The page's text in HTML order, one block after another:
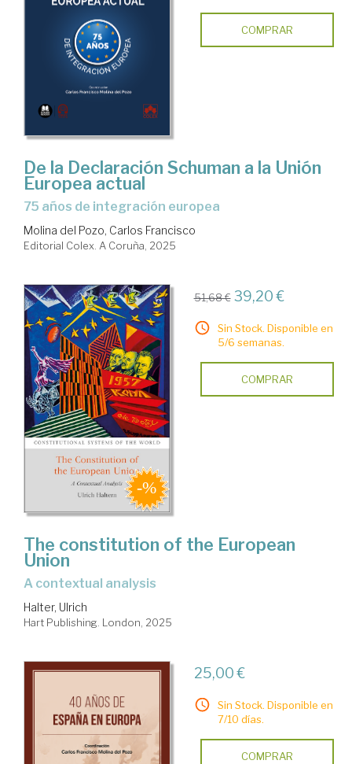
COMPRAR
De la Declaración Schuman a la Unión
Europea actual
75 años de integración europea
Molina del Pozo, Carlos Francisco
Editorial Colex. A Coruña, 2025
51,68 € 39,20 €
Sin Stock. Disponible en
5/6 semanas.
COMPRAR
The constitution of the European
Union
a contextual analysis
Halter, Ulrich
Hart Publishing. London, 2025
25,00 €
Sin Stock. Disponible en
7/10 días.
COMPRAR